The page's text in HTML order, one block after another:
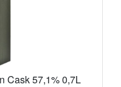
Cask 57,1% 0,7L